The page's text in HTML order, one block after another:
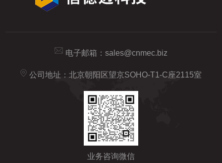
电子邮箱： sales@cnmec.biz
公司地址：北京朝阳区望京SOHO-T1-C座2115室
业务咨询微信